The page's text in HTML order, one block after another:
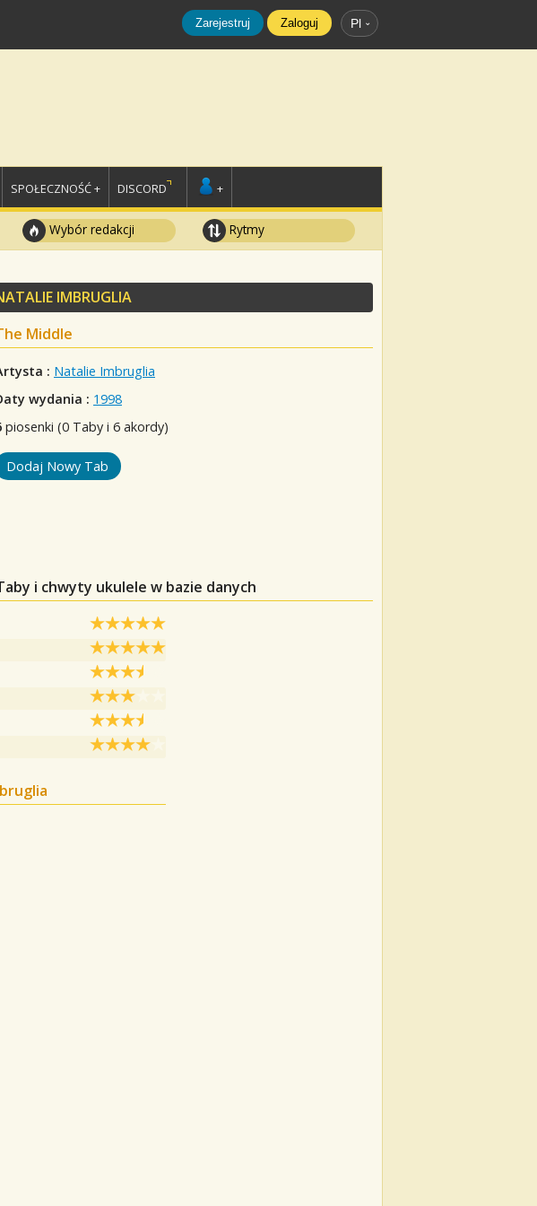
Zarejestruj Zaloguj Pl
SPOŁECZNOŚĆ + DISCORD +
Wybór redakcji Rytmy
IMBRUGLIA
Middle
: Natalie Imbruglia
wydania : 1998
piosenki (0 Taby i 6 akordy)
Dodaj Nowy Tab
i chwyty ukulele w bazie danych